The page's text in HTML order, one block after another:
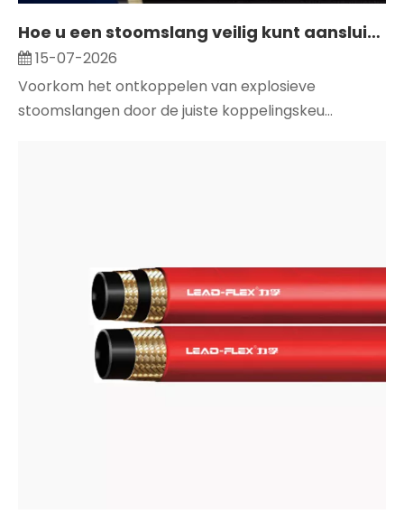
Hoe u een stoomslang veilig kunt aansluiten en koppelingsfouten kunt voorkomen
15-07-2026
Voorkom het ontkoppelen van explosieve
stoomslangen door de juiste koppelingskeu...